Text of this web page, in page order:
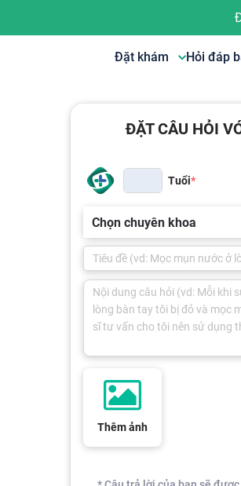
Đặt khám Hỏi đáp
ĐẶT CÂU HỎI
Tuổi
Chọn chuyên khoa
Thêm ảnh